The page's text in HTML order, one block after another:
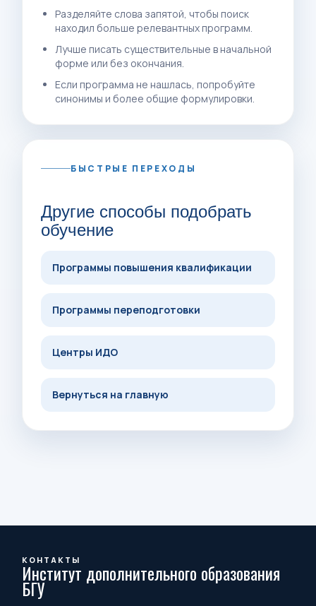
Разделяйте слова запятой, чтобы поиск
находил больше релевантных программ.
Лучше писать существительные в начальной
форме или без окончания.
Если программа не нашлась, попробуйте
синонимы и более общие формулировки.
БЫСТРЫЕ ПЕРЕХОДЫ
Другие способы подобрать
обучение
Программы повышения квалификации
Программы переподготовки
Центры ИДО
Вернуться на главную
КОНТАКТЫ
Институт дополнительного образования
БГУ